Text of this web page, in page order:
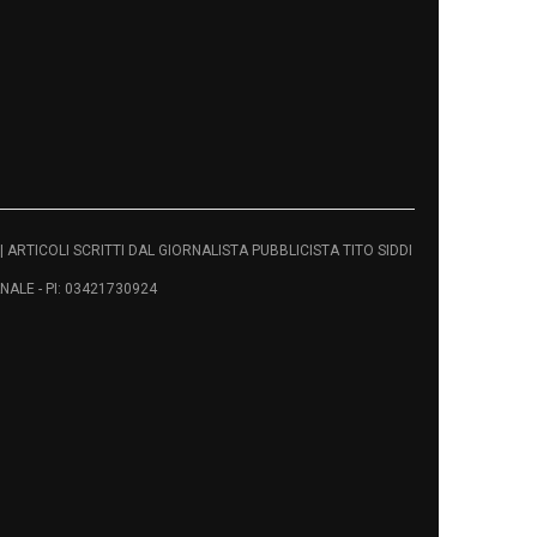
SCRITTI DAL GIORNALISTA PUBBLICISTA TITO SIDDI
- PI: 03421730924